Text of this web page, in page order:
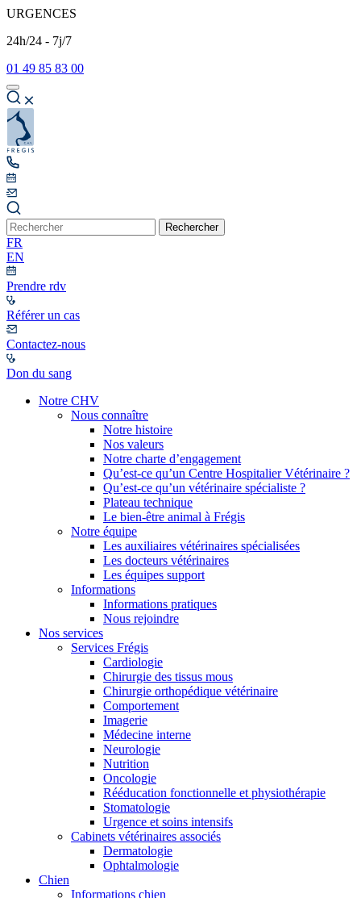
URGENCES
24h/24 - 7j/7
01 49 85 83 00
Rechercher
FR
EN
Prendre rdv
Référer un cas
Contactez-nous
Don du sang
Notre CHV
Nous connaître
Notre histoire
Nos valeurs
Notre charte d’engagement
Qu’est-ce qu’un Centre Hospitalier Vétérinaire ?
Qu’est-ce qu’un vétérinaire spécialiste ?
Plateau technique
Le bien-être animal à Frégis
Notre équipe
Les auxiliaires vétérinaires spécialisées
Les docteurs vétérinaires
Les équipes support
Informations
Informations pratiques
Nous rejoindre
Nos services
Services Frégis
Cardiologie
Chirurgie des tissus mous
Chirurgie orthopédique vétérinaire
Comportement
Imagerie
Médecine interne
Neurologie
Nutrition
Oncologie
Rééducation fonctionnelle et physiothérapie
Stomatologie
Urgence et soins intensifs
Cabinets vétérinaires associés
Dermatologie
Ophtalmologie
Chien
Informations chien